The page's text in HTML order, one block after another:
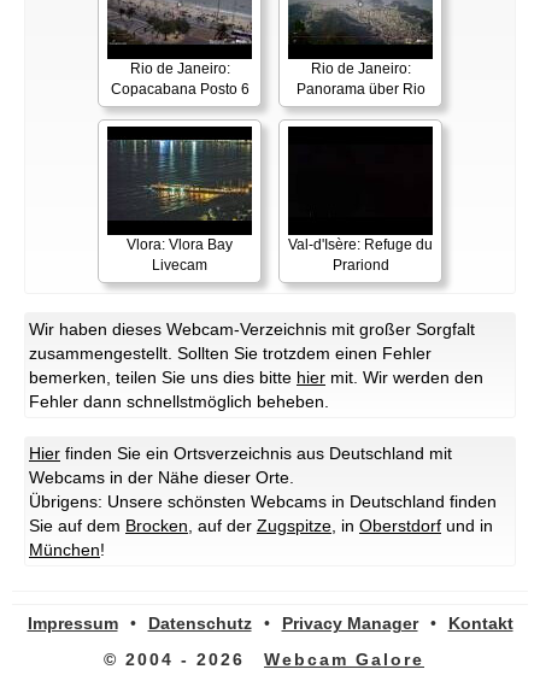
Rio de Janeiro:
Copacabana Posto 6
Rio de Janeiro:
Panorama über Rio
Vlora: Vlora Bay
Livecam
Val-d'Isère: Refuge du
Prariond
Wir haben dieses Webcam-Verzeichnis mit großer Sorgfalt
zusammengestellt. Sollten Sie trotzdem einen Fehler
bemerken, teilen Sie uns dies bitte hier mit. Wir werden den
Fehler dann schnellstmöglich beheben.
Hier finden Sie ein Ortsverzeichnis aus Deutschland mit
Webcams in der Nähe dieser Orte.
Übrigens: Unsere schönsten Webcams in Deutschland finden
Sie auf dem Brocken , auf der Zugspitze , in Oberstdorf und in
München!
Impressum • Datenschutz • Privacy Manager •
Kontakt
© 2004 - 2026
Webcam Galore